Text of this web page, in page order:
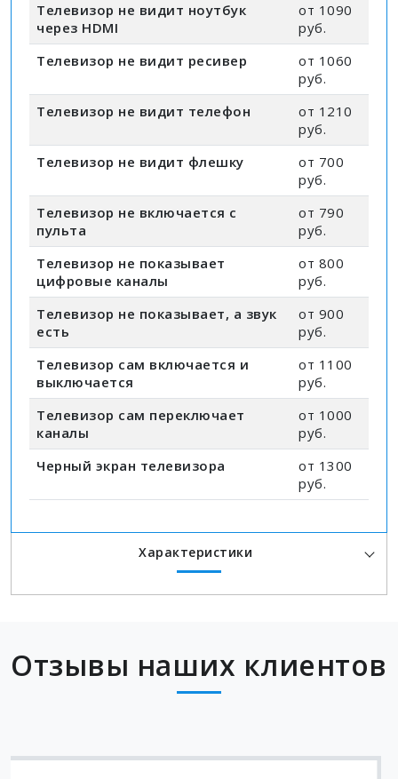
Телевизор не видит ноутбук
через HDMI
от 1090
руб.
Телевизор не видит ресивер
от 1060
руб.
Телевизор не видит телефон
от 1210
руб.
Телевизор не видит флешку
от 700
руб.
Телевизор не включается с
пульта
от 790
руб.
Телевизор не показывает
цифровые каналы
от 800
руб.
Телевизор не показывает, а звук
есть
от 900
руб.
Телевизор сам включается и
выключается
от 1100
руб.
Телевизор сам переключает
каналы
от 1000
руб.
Черный экран телевизора
от 1300
руб.
Характеристики
Отзывы наших клиентов